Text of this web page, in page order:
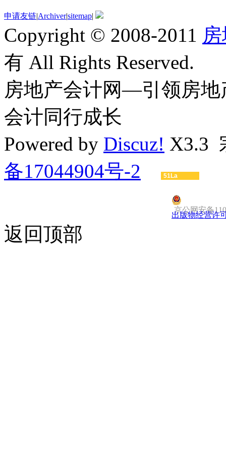
申请友链|Archiver|sitemap|
Copyright © 2008-2011
有 All Rights Reserved.
房地产会计网—引领房
会计同行成长
Powered by Discuz! X3.3
备17044904号-2
51La
京公网安备
出版物经营许
返回顶部